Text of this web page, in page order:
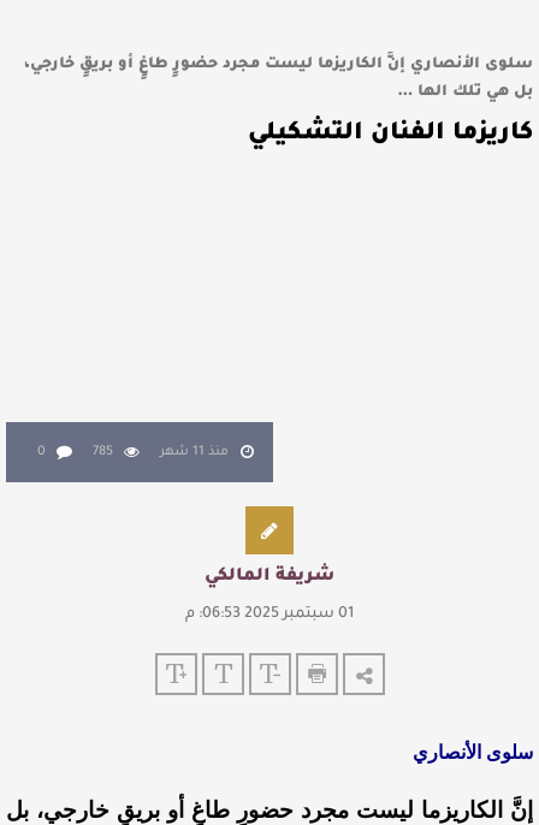
سلوى الأنصاري إنَّ الكاريزما ليست مجرد حضورٍ طاغٍ أو بريقٍ خارجي،
بل هي تلك الها …
كاريزما الفنان التشكيلي
منذ 11 شهر 785
0
شريفة المالكي
01 سبتمبر 2025 06:53: م
سلوى الأنصاري
إنَّ الكاريزما ليست مجرد حضورٍ طاغٍ أو بريقٍ خارجي، بل